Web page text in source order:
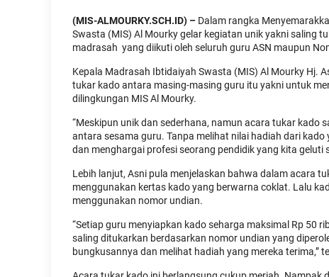
(MIS-ALMOURKY.SCH.ID) – Dalam rangka
Swasta (MIS) Al Mourky gelar kegiatan unik yakni saling
madrasah yang diikuti oleh seluruh guru ASN maupun
Kepala Madrasah Ibtidaiyah Swasta (MIS) Al Mourky Hj.
tukar kado antara masing-masing guru itu yakni untuk
dilingkungan MIS Al Mourky.
“Meskipun unik dan sederhana, namun acara tukar
antara sesama guru. Tanpa melihat nilai hadiah dari
dan menghargai profesi seorang pendidik yang kita geluti
Lebih lanjut, Asni pula menjelaskan bahwa dalam acara
menggunakan kertas kado yang berwarna coklat. Lalu
menggunakan nomor undian.
“Setiap guru menyiapkan kado seharga maksimal Rp 50
saling ditukarkan berdasarkan nomor undian yang
bungkusannya dan melihat hadiah yang mereka terima,”